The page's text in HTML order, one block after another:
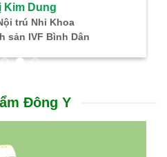
Kim Dung
trú Nhi Khoa
sản IVF Bình Dân
Đông Y